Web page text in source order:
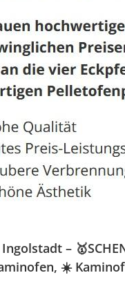
–
☀️